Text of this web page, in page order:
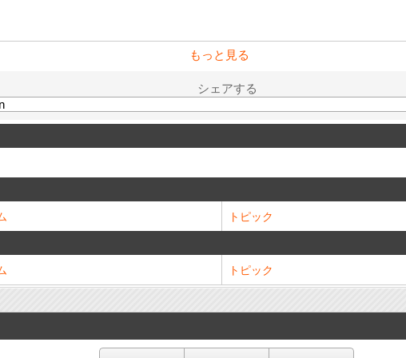
もっと見る
シェアする
トピック
トピック